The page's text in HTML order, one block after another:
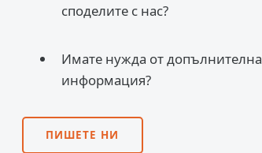
споделите с нас?
Имате нужда от допълнителна
информация?
ПИШЕТЕ НИ